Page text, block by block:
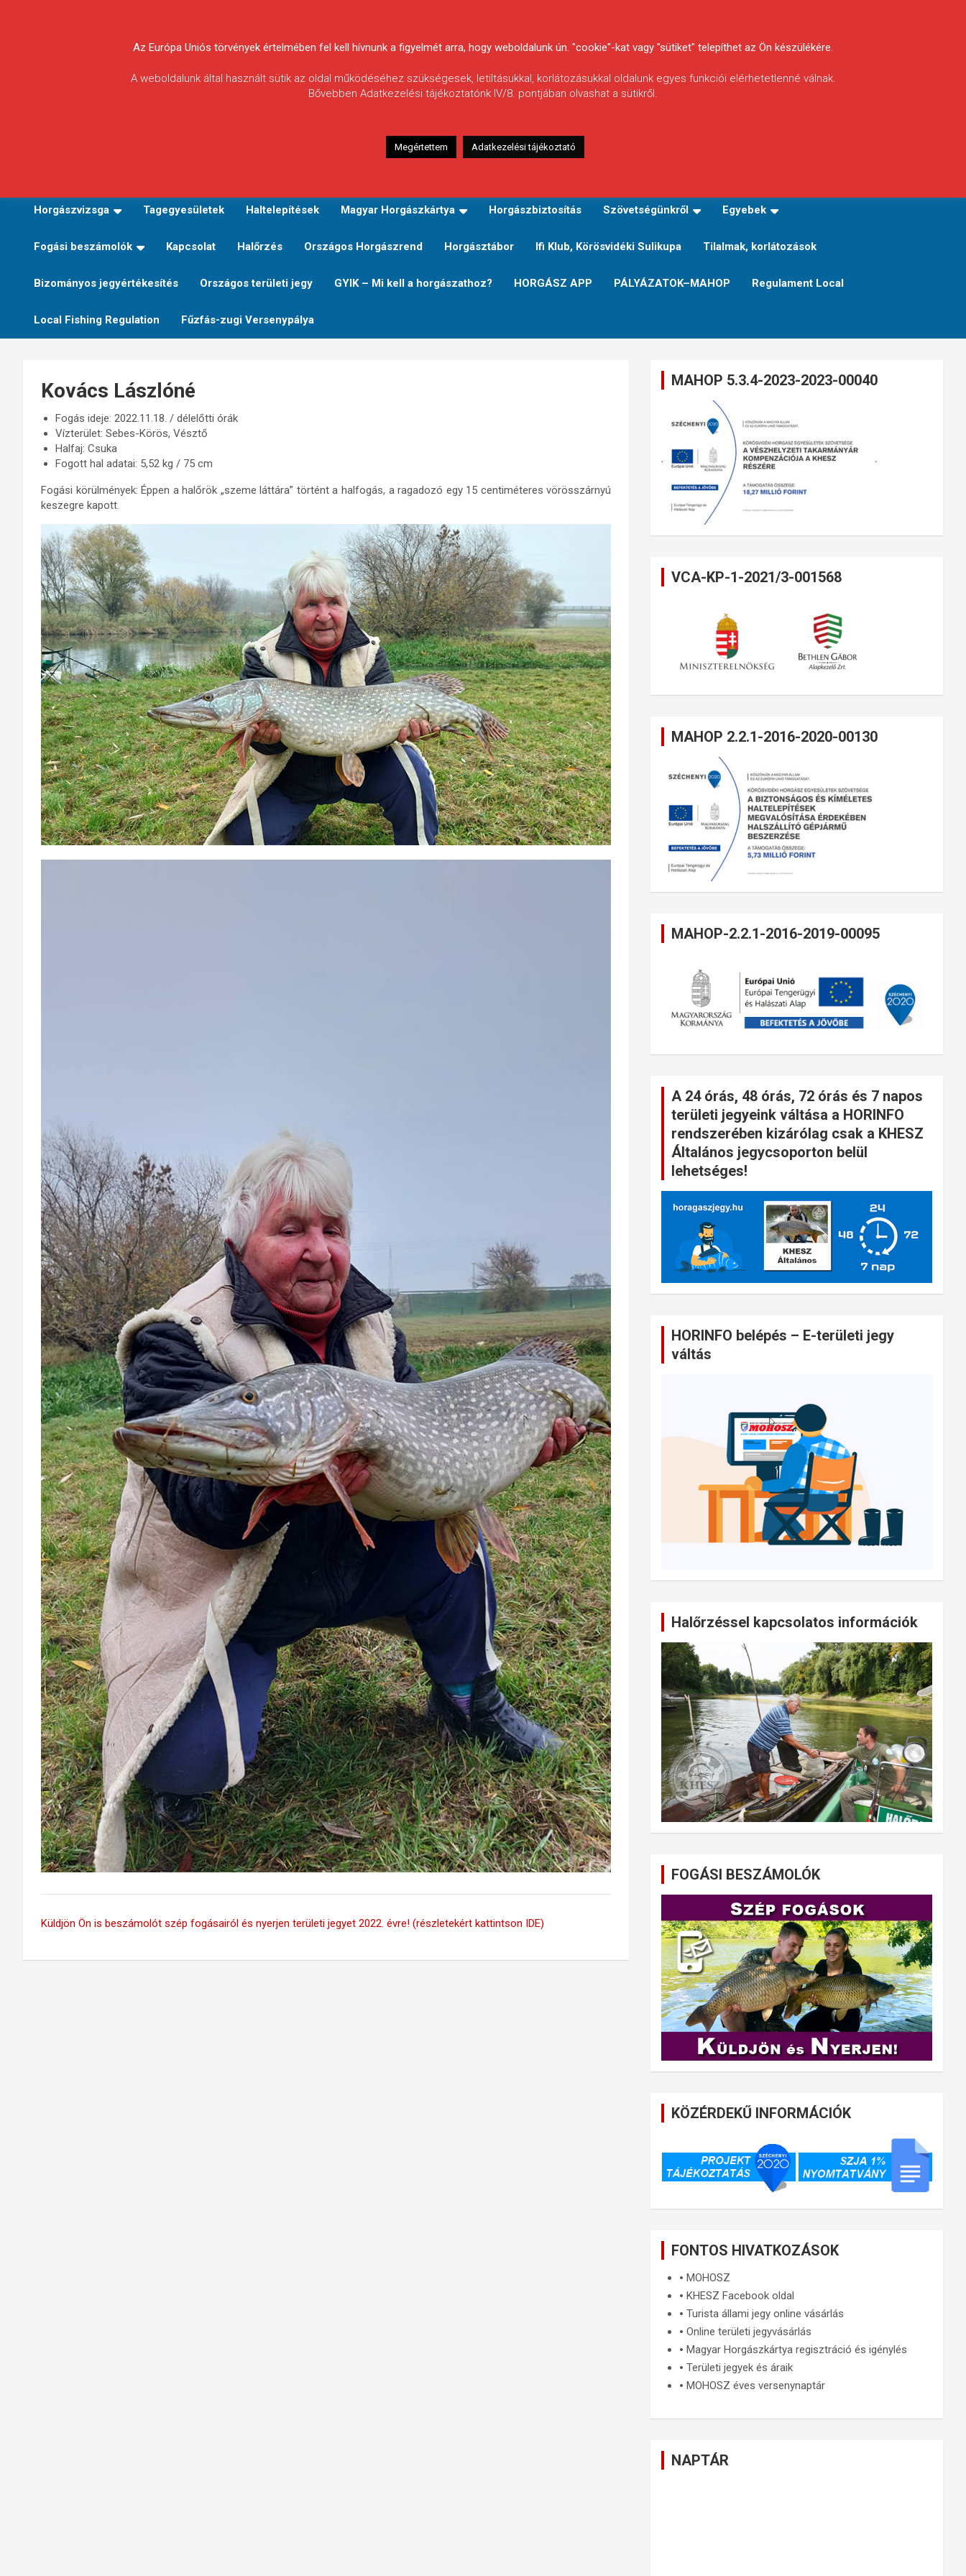
Körösvidéki Horgász
Egyesületek
Horgászvizsga Tagegyesületek Haltelepítések Magyar Horgászkártya Horgászbiztosítás Szövetségünkről Egyebek
Fogási beszámolók Kapcsolat Halőrzés Országos Horgászrend Horgásztábor Ifi Klub, Körösvidéki Sulikupa Tilalmak, korlátozások
Bizományos jegyértékesítés Országos területi jegy GYIK – Mi kell a horgászathoz? HORGÁSZ APP PÁLYÁZATOK–MAHOP Regulament Local
Local Fishing Regulation Fűzfás-zugi Versenypálya
Kovács Lászlóné
Fogás ideje: 2022.11.18. / délelőtti órák
Vízterület: Sebes-Körös, Vésztő
Halfaj: Csuka
Fogott hal adatai: 5,52 kg / 75 cm
Fogási körülmények: Éppen a halőrök „szeme láttára” történt a halfogás, a ragadozó egy 15 centiméteres vörösszárnyú
keszegre kapott.
Küldjön Ön is beszámolót szép fogásairól és nyerjen területi jegyet 2022. évre! (részletekért kattintson IDE)
MAHOP 5.3.4-2023-2023-00040
VCA-KP-1-2021/3-001568
MAHOP 2.2.1-2016-2020-00130
MAHOP-2.2.1-2016-2019-00095
A 24 órás, 48 órás, 72 órás és 7 napos
területi jegyeink váltása a HORINFO
rendszerében kizárólag csak a KHESZ
Általános jegycsoporton belül
lehetséges!
HORINFO belépés – E-területi jegy
váltás
Halőrzéssel kapcsolatos információk
FOGÁSI BESZÁMOLÓK
KÖZÉRDEKŰ INFORMÁCIÓK
FONTOS HIVATKOZÁSOK
🞄MOHOSZ
🞄KHESZ Facebook oldal
🞄Turista állami jegy online vásárlás
🞄Online területi jegyvásárlás
🞄Magyar Horgászkártya regisztráció és igénylés
🞄Területi jegyek és áraik
🞄MOHOSZ éves versenynaptár
NAPTÁR
Az Európa Uniós törvények értelmében fel kell hívnunk a figyelmét arra, hogy weboldalunk ún. "cookie"-kat vagy "sütiket" telepíthet az Ön készülékére.
A weboldalunk által használt sütik az oldal működéséhez szükségesek, letiltásukkal, korlátozásukkal oldalunk egyes funkciói elérhetetlenné válnak.
Bővebben Adatkezelési tájékoztatónk IV/8. pontjában olvashat a sütikről.
Megértettem Adatkezelési tájékoztató